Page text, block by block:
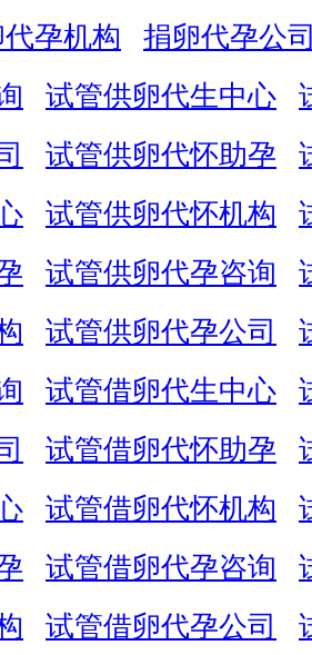
孕机构 捐卵代孕公司
试管供卵代生中心
试管供卵代怀助孕
试管供卵代怀机构
试管供卵代孕咨询
试管供卵代孕公司
试管借卵代生中心
试管借卵代怀助孕
试管借卵代怀机构
试管借卵代孕咨询
试管借卵代孕公司